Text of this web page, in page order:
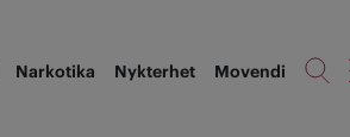
Narkotika Nykterhet Movendi